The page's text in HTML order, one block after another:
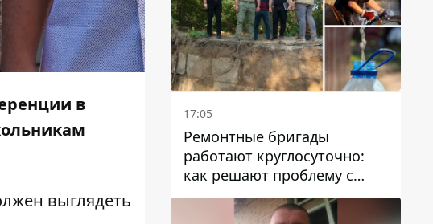
в
выглядеть
17:05
Ремонтные бригады
работают круглосуточно:
как решают проблему с
водой в Марганецкой
громаде